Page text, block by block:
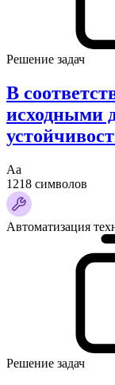
Решение задач
В
исходными
Аа
1218 символов
Автоматизация
Решение задач